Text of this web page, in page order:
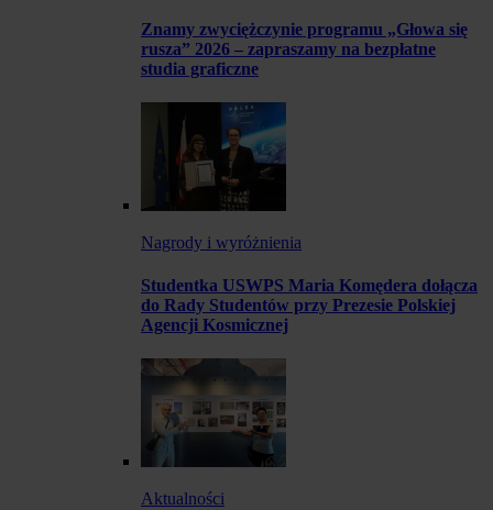
Znamy zwyciężczynie programu „Głowa się
rusza” 2026 – zapraszamy na bezpłatne
studia graficzne
Nagrody i wyróżnienia
Studentka USWPS Maria Komędera dołącza
do Rady Studentów przy Prezesie Polskiej
Agencji Kosmicznej
Aktualności